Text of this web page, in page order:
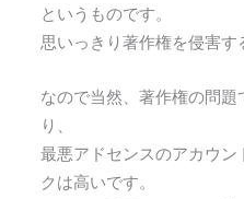
というものです。
思いっきり著作権を侵害す
なので当然、著作権の問
り、
最悪アドセンスのアカウ
クは高いです。